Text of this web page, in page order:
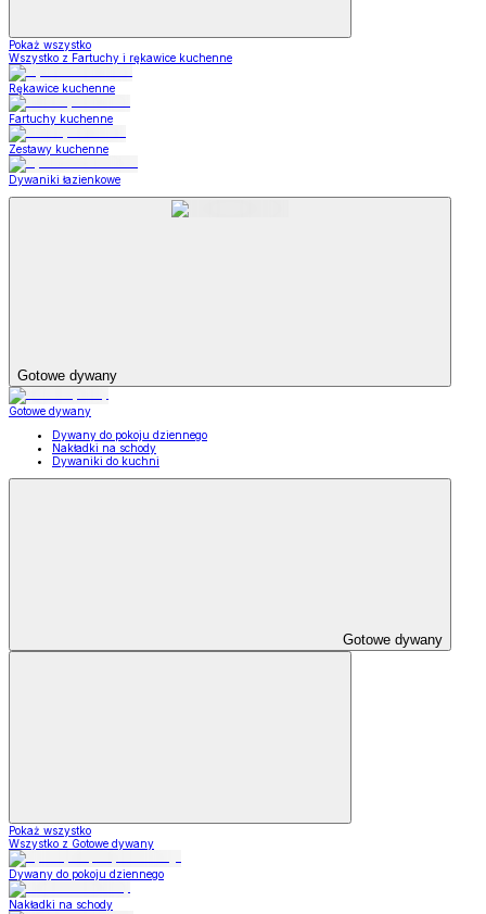
Pokaż wszystko
Wszystko z Fartuchy i rękawice kuchenne
Rękawice kuchenne
Fartuchy kuchenne
Zestawy kuchenne
Dywaniki łazienkowe
Gotowe dywany
Gotowe dywany
Dywany do pokoju dziennego
Nakładki na schody
Dywaniki do kuchni
Gotowe dywany
Pokaż wszystko
Wszystko z Gotowe dywany
Dywany do pokoju dziennego
Nakładki na schody